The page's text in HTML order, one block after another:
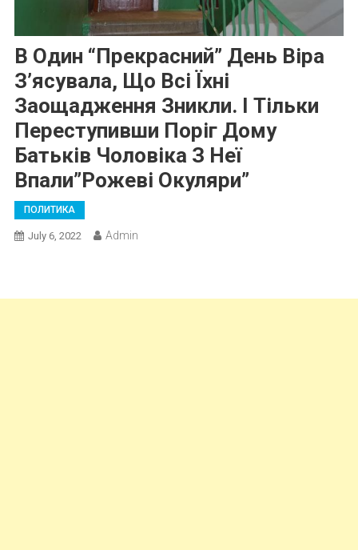
В Один “прекрасний” День Віра
З’ясувала, Що Всі Їхні
Заощадження Зникли. І Тільки
Переступивши Поріг Дому
Батьків Чоловіка З Неї
Впали”рожеві Окуляри”
ПОЛИТИКА
July 6, 2022 Admin